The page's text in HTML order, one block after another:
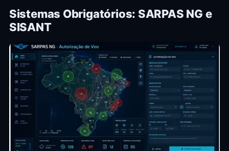
Sistemas Obrigatórios: SARPAS NG e
SISANT